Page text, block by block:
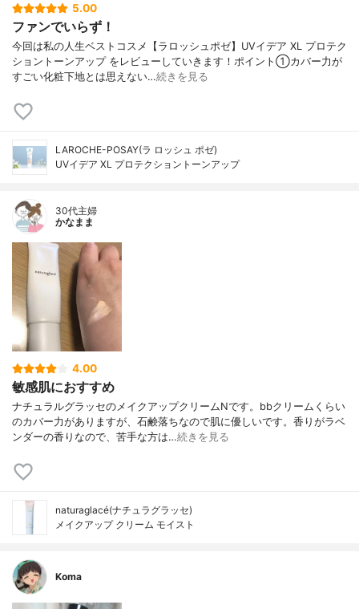
5.00
ファンでいらず！
今回は私の人生ベストコスメ【ラロッシュポゼ】UVイデア XL プロテク
ショントーンアップ をレビューしていきます！ポイント①カバー力が
すごい化粧下地とは思えない…続きを見る
LAROCHE-POSAY(ラ ロッシュ ポゼ)
UVイデア XL プロテクショントーンアップ
30代主婦
かなまま
4.00
敏感肌におすすめ
ナチュラルグラッセのメイクアップクリームNです。bbクリームくらい
のカバー力がありますが、石鹸落ちなので肌に優しいです。香りがラベ
ンダーの香りなので、苦手な方は…続きを見る
naturaglacé(ナチュラグラッセ)
メイクアップ クリーム モイスト
Koma